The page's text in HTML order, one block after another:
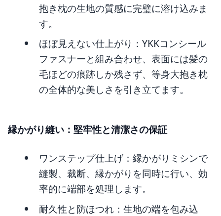
抱き枕の生地の質感に完璧に溶け込みま
す。
ほぼ見えない仕上がり：YKKコンシール
ファスナーと組み合わせ、表面には髪の
毛ほどの痕跡しか残さず、等身大抱き枕
の全体的な美しさを引き立てます。
縁かがり縫い：堅牢性と清潔さの保証
ワンステップ仕上げ：縁かがりミシンで
縫製、裁断、縁かがりを同時に行い、効
率的に端部を処理します。
耐久性と防ほつれ：生地の端を包み込